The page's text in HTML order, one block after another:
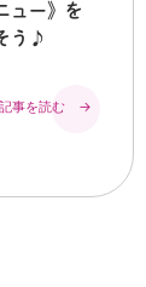
ュー》を
う♪
記事を読む →